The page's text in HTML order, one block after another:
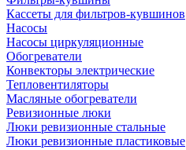
Кассеты для фильтров-кувшинов
Насосы
Насосы циркуляционные
Обогреватели
Конвекторы электрические
Тепловентиляторы
Масляные обогреватели
Ревизионные люки
Люки ревизионные стальные
Люки ревизионные пластиковые